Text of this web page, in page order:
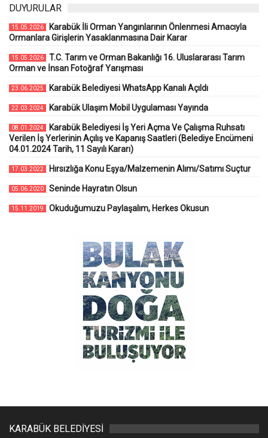
DUYURULAR
15.05.2026
Karabük İli Orman Yangınlarının Önlenmesi Amacıyla
Ormanlara Girişlerin Yasaklanmasına Dair Karar
15.05.2026
T.C. Tarım ve Orman Bakanlığı 16. Uluslararası Tarım
Orman ve İnsan Fotoğraf Yarışması
23.06.2025 Karabük Belediyesi WhatsApp Kanalı Açıldı
22.03.2024 Karabük Ulaşım Mobil Uygulaması Yayında
08.01.2024
Karabük Belediyesi İş Yeri Açma Ve Çalışma Ruhsatı
Verilen İş Yerlerinin Açılış ve Kapanış Saatleri (Belediye Encümeni
04.01.2024 Tarih, 11 Sayılı Kararı)
17.03.2022 Hırsızlığa Konu Eşya/Malzemenin Alımı/Satımı Suçtur
05.06.2020 Seninde Hayratın Olsun
15.11.2019 Okuduğumuzu Paylaşalım, Herkes Okusun
KARABÜK BELEDİYESİ